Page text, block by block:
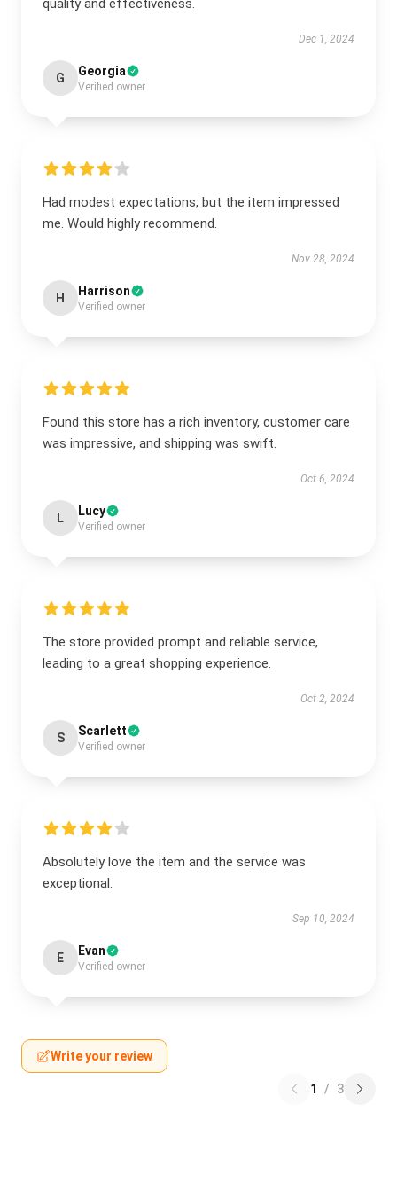
quality and effectiveness.
Dec 1, 2024
G Georgia
Verified owner
Had modest expectations, but the item impressed
me. Would highly recommend.
Nov 28, 2024
H Harrison
Verified owner
Found this store has a rich inventory, customer care
was impressive, and shipping was swift.
Oct 6, 2024
L Lucy
Verified owner
The store provided prompt and reliable service,
leading to a great shopping experience.
Oct 2, 2024
S Scarlett
Verified owner
Absolutely love the item and the service was
exceptional.
Sep 10, 2024
E Evan
Verified owner
Write your review
1 / 3